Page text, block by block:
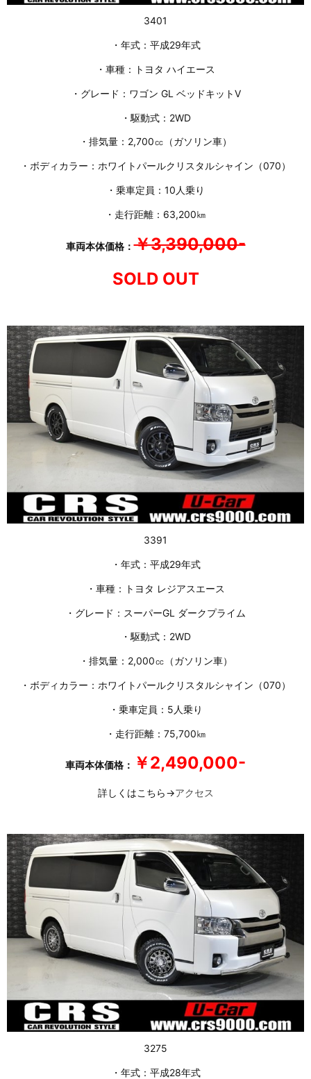
3401
・年式：平成29年式
・車種：トヨタ ハイエース
・グレード：ワゴン GL ベッドキットⅤ
・駆動式：2WD
・排気量：2,700㏄（ガソリン車）
・ボディカラー：ホワイトパールクリスタルシャイン（070）
・乗車定員：10人乗り
・走行距離：63,200㎞
車両本体価格：￥3,390,000-
SOLD OUT
3391
・年式：平成29年式
・車種：トヨタ レジアスエース
・グレード：スーパーGL ダークプライム
・駆動式：2WD
・排気量：2,000㏄（ガソリン車）
・ボディカラー：ホワイトパールクリスタルシャイン（070）
・乗車定員：5人乗り
・走行距離：75,700㎞
車両本体価格： ￥2,490,000-
詳しくはこちら→アクセス
3275
・年式：平成28年式